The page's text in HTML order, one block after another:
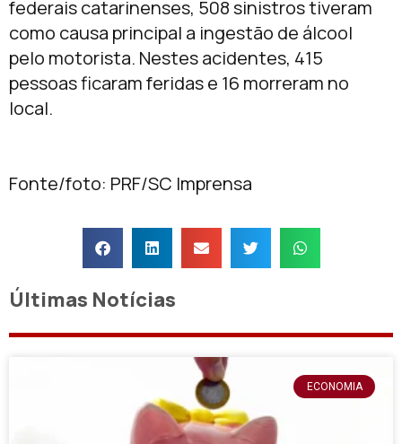
federais catarinenses, 508 sinistros tiveram
como causa principal a ingestão de álcool
pelo motorista. Nestes acidentes, 415
pessoas ficaram feridas e 16 morreram no
local.
Fonte/foto: PRF/SC Imprensa
Últimas Notícias
ECONOMIA